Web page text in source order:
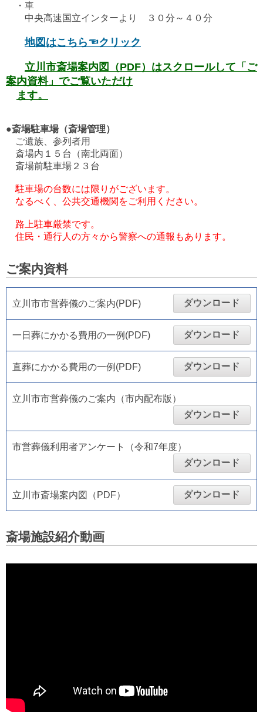
・車
中央高速国立インターより ３０分～４０分
地図はこちら☜クリック
立川市斎場案内図（PDF）はスクロールして「ご
案内資料」でご覧いただけ
ます。
●斎場駐車場（斎場管理）
ご遺族、参列者用
斎場内１５台（南北両面）
斎場前駐車場２３台
駐車場の台数には限りがございます。
なるべく、公共交通機関をご利用ください。
路上駐車厳禁です。
住民・通行人の方々から警察への通報もあります。
ご案内資料
立川市市営葬儀のご案内(PDF) ダウンロード
一日葬にかかる費用の一例(PDF) ダウンロード
直葬にかかる費用の一例(PDF) ダウンロード
立川市市営葬儀のご案内（市内配布版）
ダウンロード
市営葬儀利用者アンケート（令和7年度）
ダウンロード
立川市斎場案内図（PDF） ダウンロード
斎場施設紹介動画